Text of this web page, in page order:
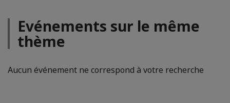
Evénements sur le même
thème
Aucun événement ne correspond à votre recherche